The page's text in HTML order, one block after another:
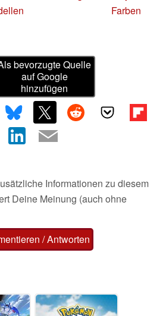
Farben
bevorzugte Quelle
auf Google
hinzufügen
Informationen zu diesem
Deine Meinung (auch ohne
/ Antworten